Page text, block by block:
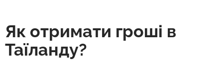
Як отримати гроші в
Таїланду?